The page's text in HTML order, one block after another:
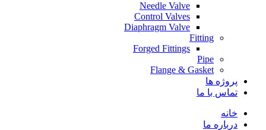
Needle Valve
Control Valves
Diaphragm Valve
Fitting
Forged Fittings
Pipe
Flange & Gasket
پروژه ها
تماس با ما
خانه
درباره ما